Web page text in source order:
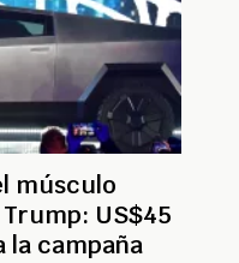
músculo
US$45
la campaña